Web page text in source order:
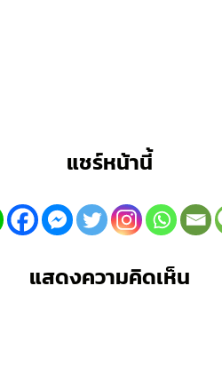
แชร์หน้านี้
แสดงความคิดเห็น